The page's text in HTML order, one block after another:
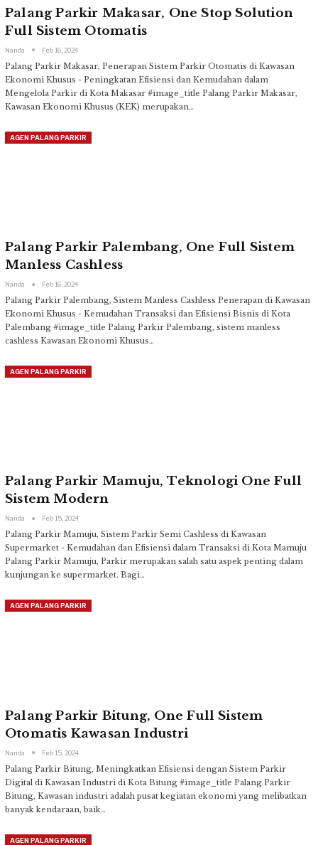
Palang Parkir Makasar, One Stop Solution
Full Sistem Otomatis
Nanda Feb 16, 2024
Palang Parkir Makasar, Penerapan Sistem Parkir Otomatis di Kawasan
Ekonomi Khusus - Peningkatan Efisiensi dan Kemudahan dalam
Mengelola Parkir di Kota Makasar #image_title Palang Parkir Makasar,
Kawasan Ekonomi Khusus (KEK) merupakan…
AGEN PALANG PARKIR
Palang Parkir Palembang, One Full Sistem
Manless Cashless
Nanda Feb 16, 2024
Palang Parkir Palembang, Sistem Manless Cashless Penerapan di Kawasan
Ekonomi Khusus - Kemudahan Transaksi dan Efisiensi Bisnis di Kota
Palembang #image_title Palang Parkir Palembang, sistem manless
cashless Kawasan Ekonomi Khusus…
AGEN PALANG PARKIR
Palang Parkir Mamuju, Teknologi One Full
Sistem Modern
Nanda Feb 15, 2024
Palang Parkir Mamuju, Sistem Parkir Semi Cashless di Kawasan
Supermarket - Kemudahan dan Efisiensi dalam Transaksi di Kota Mamuju
Palang Parkir Mamuju, Parkir merupakan salah satu aspek penting dalam
kunjungan ke supermarket. Bagi…
AGEN PALANG PARKIR
Palang Parkir Bitung, One Full Sistem
Otomatis Kawasan Industri
Nanda Feb 15, 2024
Palang Parkir Bitung, Meningkatkan Efisiensi dengan Sistem Parkir
Digital di Kawasan Industri di Kota Bitung #image_title Palang Parkir
Bitung, Kawasan industri adalah pusat kegiatan ekonomi yang melibatkan
banyak kendaraan, baik…
AGEN PALANG PARKIR